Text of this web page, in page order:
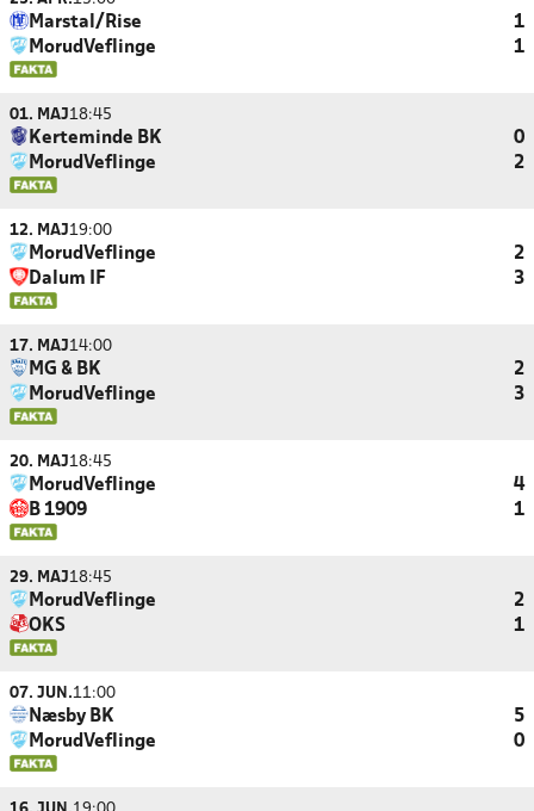
Marstal/Rise
1
MorudVeflinge
1
01. MAJ18:45
Kerteminde BK
0
MorudVeflinge
2
12. MAJ19:00
MorudVeflinge
2
Dalum IF
3
17. MAJ14:00
MG & BK
2
MorudVeflinge
3
20. MAJ18:45
MorudVeflinge
4
B 1909
1
29. MAJ18:45
MorudVeflinge
2
OKS
1
07. JUN.11:00
Næsby BK
5
MorudVeflinge
0